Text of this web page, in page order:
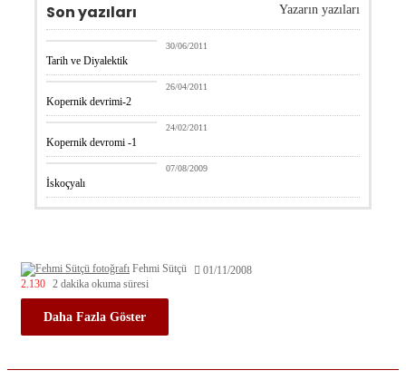
Son yazıları Yazarın yazıları
30/06/2011
Tarih ve Diyalektik
Fehmi Sütçü
26/04/2011
Kopernik devrimi-2
Fehmi Sütçü
24/02/2011
Kopernik devromi -1
Fehmi Sütçü
07/08/2009
İskoçyalı
Fehmi Sütçü
01/11/2008
2.130 2 dakika okuma süresi
Daha Fazla Göster